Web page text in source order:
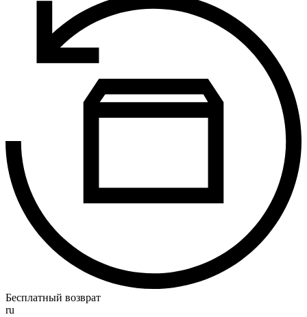
Бесплатный возврат
ru